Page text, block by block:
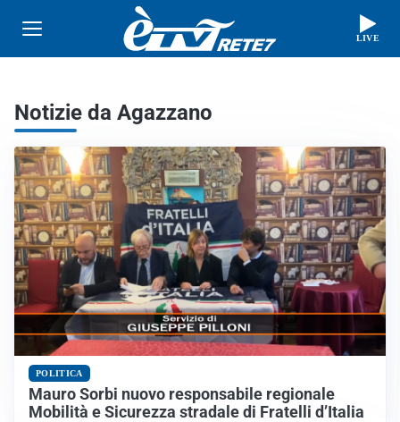
LIVE
Notizie da Agazzano
POLITICA
Mauro Sorbi nuovo responsabile regionale
Mobilità e Sicurezza stradale di Fratelli d’Italia